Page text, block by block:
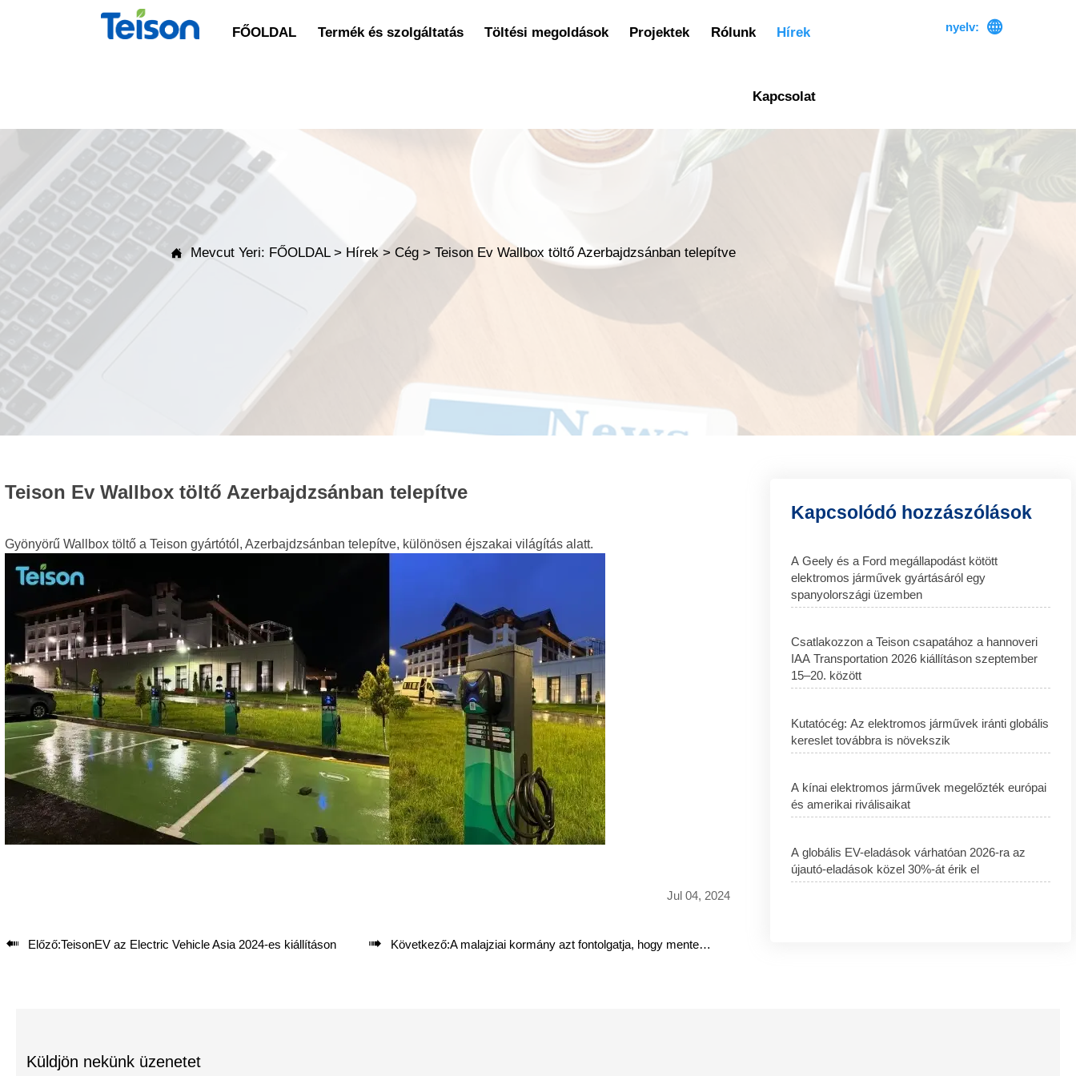
FŐOLDAL Termék és szolgáltatás Töltési megoldások Projektek Rólunk Hírek
Kapcsolat
nyelv: 
 Mevcut Yeri: FŐOLDAL> Hírek>Cég >Teison Ev Wallbox töltő Azerbajdzsánban telepítve
Teison Ev Wallbox töltő Azerbajdzsánban telepítve
Gyönyörű Wallbox töltő a Teison gyártótól, Azerbajdzsánban telepítve, különösen éjszakai világítás alatt.
Jul 04, 2024
 Előző:TeisonEV az Electric Vehicle Asia 2024-es kiállításon  Következő:A malajziai kormány azt fontolgatja, hogy mentesíti az elektromos járműveket a helyi parkolási díjak alól, hogy elősegítse az elfogadást
Kapcsolódó hozzászólások
A Geely és a Ford megállapodást kötött
elektromos járművek gyártásáról egy
spanyolországi üzemben
Csatlakozzon a Teison csapatához a hannoveri
IAA Transportation 2026 kiállításon szeptember
15–20. között
Kutatócég: Az elektromos járművek iránti globális
kereslet továbbra is növekszik
A kínai elektromos járművek megelőzték európai
és amerikai riválisaikat
A globális EV-eladások várhatóan 2026-ra az
újautó-eladások közel 30%-át érik el
Küldjön nekünk üzenetet